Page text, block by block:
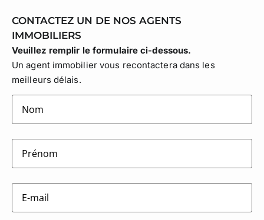
CONTACTEZ UN DE NOS AGENTS
IMMOBILIERS
Veuillez remplir le formulaire ci-dessous.
Un agent immobilier vous recontactera dans les
meilleurs délais.
lastname(Nécessaire)
firstname(Nécessaire)
E-
mail(Nécessaire)